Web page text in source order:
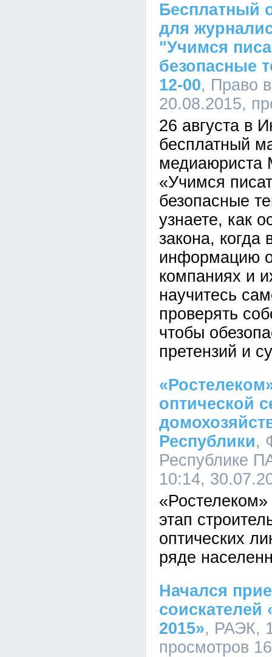
Бесплатный
для
"Учимся
безопасные
12-00, Право
20.08.2015,
26 августа в
бесплатный
медиаюриста
«Учимся
безопасные
узнаете, как
закона, когда
информацию
компаниях и
научитесь
проверять
чтобы
претензий и
оптической
Республики,
Республике
10:14,
этап
оптических
ряде
Начался
соискателей
2015», РАЭК,
просмотров